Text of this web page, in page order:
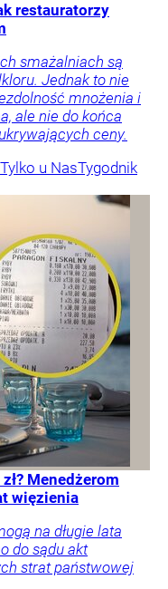
restauratorzy
smażalniach są
Jednak to nie
mnożenia i
ale nie do końca
ceny.
Tylko u NasTygodnik
Menedżerom
więzienia
na długie lata
do sądu akt
strat państwowej